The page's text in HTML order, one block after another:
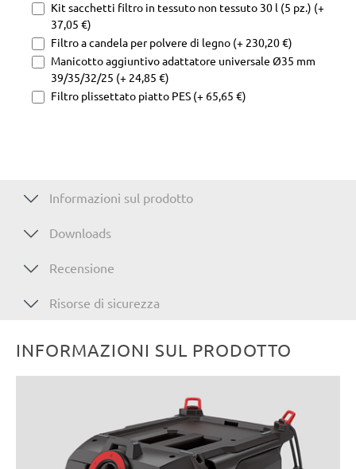
Kit sacchetti filtro in tessuto non tessuto 30 l (5 pz.) (+
37,05 €)
Filtro a candela per polvere di legno (+ 230,20 €)
Manicotto aggiuntivo adattatore universale Ø35 mm
39/35/32/25 (+ 24,85 €)
Filtro plissettato piatto PES (+ 65,65 €)
Informazioni sul prodotto
Downloads
Recensione
Risorse di sicurezza
INFORMAZIONI SUL PRODOTTO